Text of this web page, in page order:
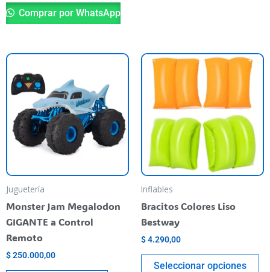
Comprar por WhatsApp
Juguetería
Monster Jam Megalodon
GIGANTE a Control
Remoto
$250.000,00
Inflables
Bracitos Colores Liso
Bestway
$4.290,00
Seleccionar opciones